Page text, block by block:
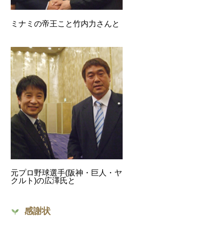
ミナミの帝王こと竹内力さんと
元プロ野球選手(阪神・巨人・ヤ
クルト)の広澤氏と
感謝状